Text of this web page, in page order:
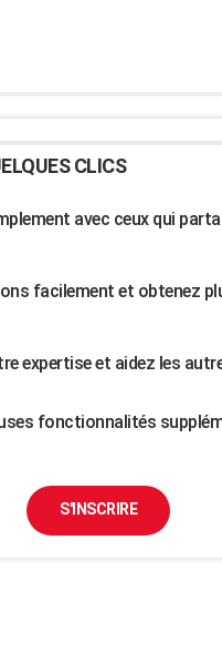
CLICS
avec ceux qui
facilement et obtenez
expertise et aidez les
fonctionnalités
S'INSCRIRE